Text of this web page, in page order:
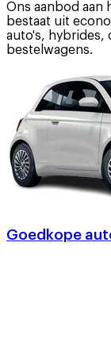
Ons aanbod aan
bestaat uit
auto's, hybrides,
bestelwagens.
Goedkope